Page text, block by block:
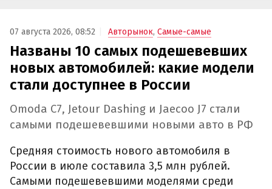
07 августа 2026, 08:52 Авторынок, Самые-самые
Названы 10 самых подешевевших
новых автомобилей: какие модели
стали доступнее в России
Omoda C7, Jetour Dashing и Jaecoo J7 стали
самыми подешевевшими новыми авто в РФ
Средняя стоимость нового автомобиля в
России в июле составила 3,5 млн рублей.
Самыми подешевевшими моделями среди